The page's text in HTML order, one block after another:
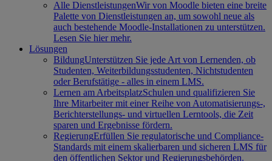
Alle DienstleistungenWir von Moodle bieten eine breite
Palette von Dienstleistungen an, um sowohl neue als
auch bestehende Moodle-Installationen zu unterstützen.
Lesen Sie hier mehr.
Lösungen
BildungUnterstützen Sie jede Art von Lernenden, ob
Studenten, Weiterbildungsstudenten, Nichtstudenten
oder Berufstätige - alles in einem LMS.
Lernen am ArbeitsplatzSchulen und qualifizieren Sie
Ihre Mitarbeiter mit einer Reihe von Automatisierungs-,
Berichterstellungs- und virtuellen Lerntools, die Zeit
sparen und Ergebnisse fördern.
RegierungErfüllen Sie regulatorische und Compliance-
Standards mit einem skalierbaren und sicheren LMS für
den öffentlichen Sektor und Regierungsbehörden.